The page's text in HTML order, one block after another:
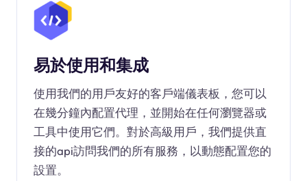
易於使用和集成
使用我們的用戶友好的客戶端儀表板，您可以
在幾分鐘內配置代理，並開始在任何瀏覽器或
工具中使用它們。對於高級用戶，我們提供直
接的api訪問我們的所有服務，以動態配置您的
設置。